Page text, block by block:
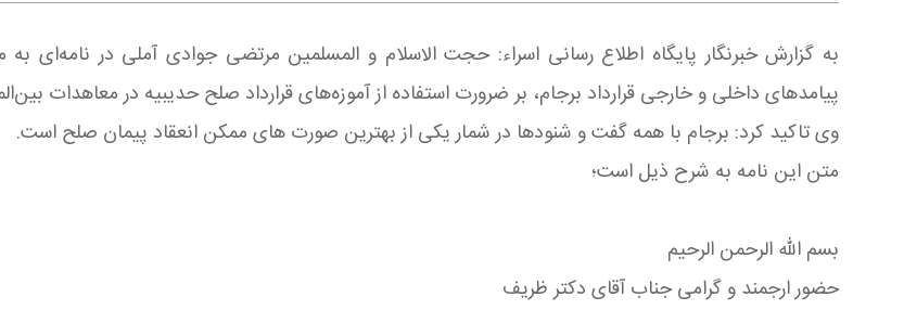
به گزارش خبرنگار پایگاه اطلاع رسانی اسراء: حجت الاسلام و المسلمین مرتضی جوادی آملی در نامه‌ای به
پیامدهای داخلی و خارجی قرارداد برجام، بر ضرورت استفاده از آموزه‌های قرارداد صلح حدیبیه در معاهدات
وی تاکید کرد: برجام با همه گفت و شنودها در شمار یکى از بهترین صورت هاى ممکن انعقاد پیمان صلح است.
متن این نامه به شرح ذیل است؛
بسم الله الرحمن الرحیم
حضور ارجمند و گرامى جناب آقای دکتر ظریف